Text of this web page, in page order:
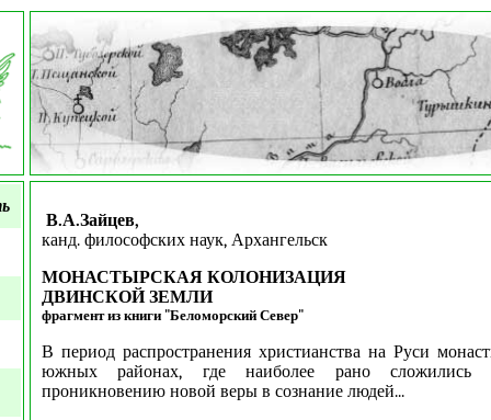
В.А.Зайцев,
канд. философских наук, Архангельск
МОНАСТЫРСКАЯ КОЛОНИЗАЦИЯ
ДВИНСКОЙ ЗЕМЛИ
фрагмент из книги "Беломорский Север"
В период распространения христианства на Руси
южных районах, где наиболее рано сложились
проникновению новой веры в сознание людей...